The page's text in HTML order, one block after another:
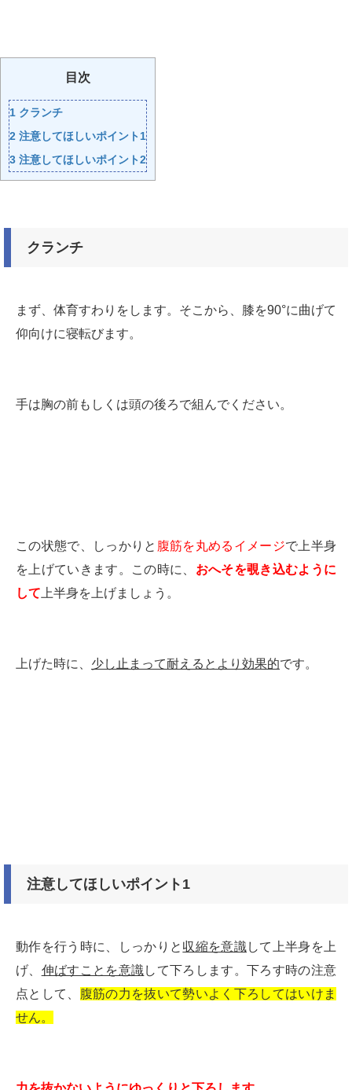
目次
1 クランチ
2 注意してほしいポイント1
3 注意してほしいポイント2
クランチ
まず、体育すわりをします。そこから、膝を90°に曲げて
仰向けに寝転びます。
手は胸の前もしくは頭の後ろで組んでください。
この状態で、しっかりと 腹筋を丸めるイメージで上半身
を上げていきます。
この時に、 おへそを覗き込むように
して 上半身を上げましょう。
上げた時に、 少し止まって耐えるとより効果的です。
注意してほしいポイント1
動作を行う時に、しっかりと 収縮を意識して上半身を上
げ、 伸ばすことを意識して下ろします。下ろす時の注意
点として、 腹筋の力を抜いて勢いよく下ろしてはいけま
せん。